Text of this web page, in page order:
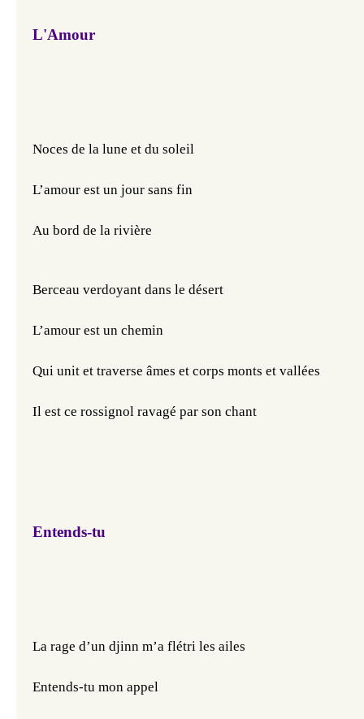
L'Amour
Noces de la lune et du soleil
L’amour est un jour sans fin
Au bord de la rivière
Berceau verdoyant dans le désert
L’amour est un chemin
Qui unit et traverse âmes et corps monts et vallées
Il est ce rossignol ravagé par son chant
Entends-tu
La rage d’un djinn m’a flétri les ailes
Entends-tu mon appel